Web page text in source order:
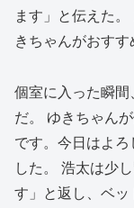
ます」と伝えた
きちゃんがおすす
個室に入った瞬
だ。 ゆきちゃん
です。今日はよ
した。 浩太は少
す」と返し、ベッ